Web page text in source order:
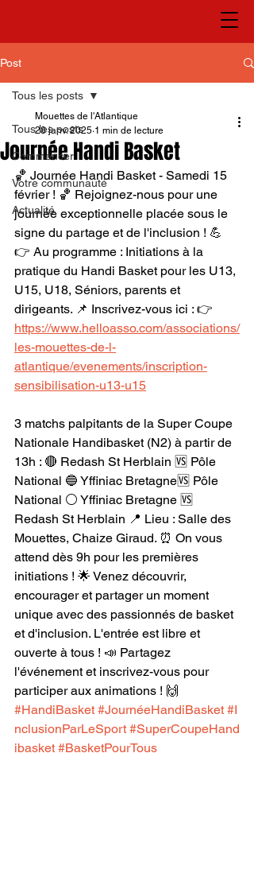
Post
Tous les posts
Commencer
Votre communauté
Actualité
Tous les posts
Journée Handi Basket
Mouettes de l'Atlantique
28 janv. 2025 1 min de lecture
🏀 Journée Handi Basket - Samedi 15
février ! 🏀 Rejoignez-nous pour une
journée exceptionnelle placée sous le
signe du partage et de l'inclusion ! 💪
👉 Au programme : Initiations à la
pratique du Handi Basket pour les U13,
U15, U18, Séniors, parents et
dirigeants. 📌 Inscrivez-vous ici : 👉
https://www.helloasso.com/associations/
les-mouettes-de-l-
atlantique/evenements/inscription-
sensibilisation-u13-u15
3 matchs palpitants de la Super Coupe
Nationale Handibasket (N2) à partir de
13h : 🔴 Redash St Herblain 🆚 Pôle
National 🔵 Yffiniac Bretagne🆚 Pôle
National ⚪ Yffiniac Bretagne 🆚
Redash St Herblain 📍 Lieu : Salle des
Mouettes, Chaize Giraud. ⏰ On vous
attend dès 9h pour les premières
initiations ! 🌟 Venez découvrir,
encourager et partager un moment
unique avec des passionnés de basket
et d'inclusion. L'entrée est libre et
ouverte à tous ! 📣 Partagez
l'événement et inscrivez-vous pour
participer aux animations ! 🙌
#HandiBasket #JournéeHandiBasket #I
nclusionParLeSport #SuperCoupeHand
ibasket #BasketPourTous